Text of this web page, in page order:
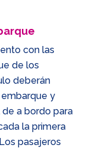
con las
de los
deberán
y
a bordo para
la primera
pasajeros